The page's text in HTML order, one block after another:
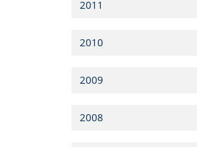
2011
2010
2009
2008